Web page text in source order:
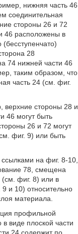
нижняя часть 46
соединительная
стороны 26 и 72
46 расположены в
28
74 нижней части 46
таким образом, что
часть 24 (см. фиг.
верхние стороны 28 и
46 могут быть
26 и 72 могут
фиг. 9) или быть
на фиг. 8-10,
78, смещена
фиг. 8) или в
и 10) относительно
материала.
профильной
виде плоской части